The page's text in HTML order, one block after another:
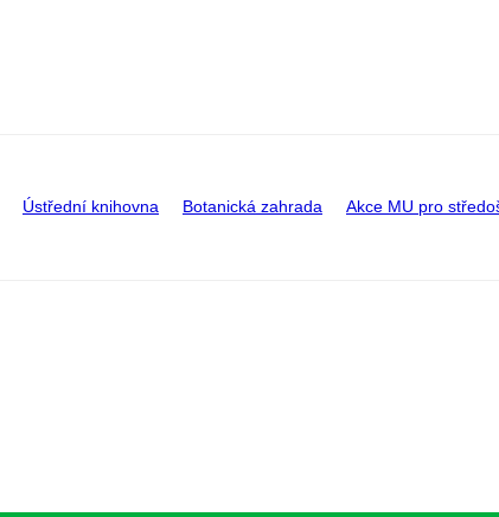
Ústřední knihovna Botanická zahrada Akce MU pro